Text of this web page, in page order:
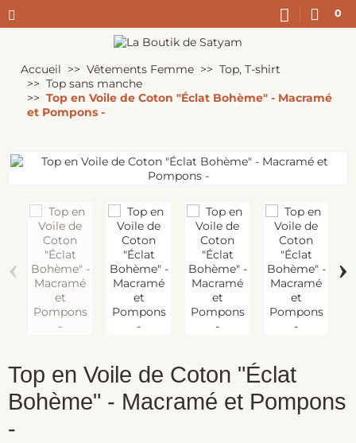
0
Accueil Vêtements Femme
Top, T-shirt
Top sans manche
Top en Voile de Coton "Éclat Bohème" - Macramé
et Pompons -
‹ ›
Top en Voile de Coton "Éclat
Bohème" - Macramé et Pompons
-